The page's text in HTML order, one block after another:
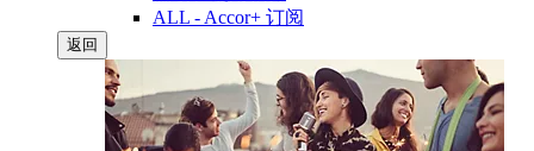
ALL - Accor+ 订阅
返回